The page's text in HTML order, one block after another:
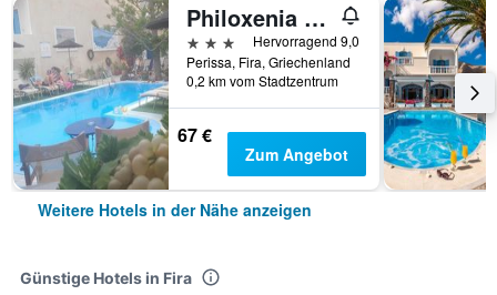
Philoxenia Villas
3 Sterne
Hervorragend 9,0
Perissa, Fira, Griechenland
0,2 km vom Stadtzentrum
67 €
Zum Angebot
Weitere Hotels in der Nähe anzeigen
Günstige Hotels in Fira